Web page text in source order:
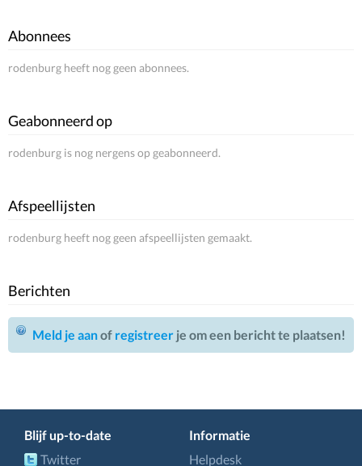
Abonnees
rodenburg heeft nog geen abonnees.
Geabonneerd op
rodenburg is nog nergens op geabonneerd.
Afspeellijsten
rodenburg heeft nog geen afspeellijsten gemaakt.
Berichten
Meld je aanof registreer je om een bericht te plaatsen!
Blijf up-to-date
Twitter
Informatie
Helpdesk